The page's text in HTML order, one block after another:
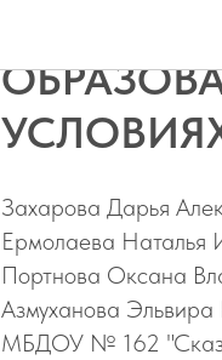
Захарова Дарья
Ермолаева Наталья
Портнова Оксана
Азмуханова Эльвира
МБДОУ № 162